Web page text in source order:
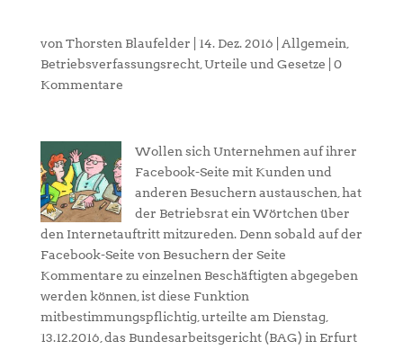
von Thorsten Blaufelder 14. Dez. 2016 Allgemein
Betriebsverfassungsrecht, Urteile und Gesetze
0
Kommentare
Wollen sich Unternehmen auf ihrer
Facebook-Seite mit Kunden und
anderen Besuchern austauschen, hat
der Betriebsrat ein Wörtchen über
den Internetauftritt mitzureden. Denn sobald auf der
Facebook-Seite von Besuchern der Seite
Kommentare zu einzelnen Beschäftigten abgegeben
werden können, ist diese Funktion
mitbestimmungspflichtig, urteilte am Dienstag,
13.12.2016, das Bundesarbeitsgericht (BAG) in Erfurt